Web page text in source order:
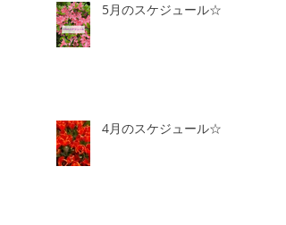
5月のスケジュール☆
4月のスケジュール☆